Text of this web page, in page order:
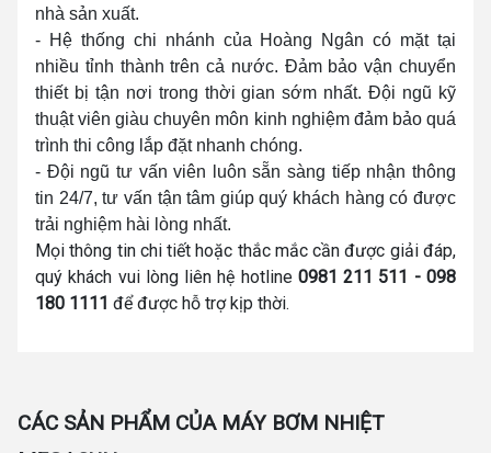
nhà sản xuất.
- Hệ thống chi nhánh của Hoàng Ngân có mặt tại
nhiều tỉnh thành trên cả nước. Đảm bảo vận chuyển
thiết bị tận nơi trong thời gian sớm nhất. Đội ngũ kỹ
thuật viên giàu chuyên môn kinh nghiệm đảm bảo quá
trình thi công lắp đặt nhanh chóng.
- Đội ngũ tư vấn viên luôn sẵn sàng tiếp nhận thông
tin 24/7, tư vấn tận tâm giúp quý khách hàng có được
trải nghiệm hài lòng nhất.
Mọi thông tin chi tiết hoặc thắc mắc cần được giải đáp,
quý khách vui lòng liên hệ hotline 0981 211 511 - 098
180 1111 để được hỗ trợ kịp thời.
CÁC SẢN PHẨM CỦA MÁY BƠM NHIỆT